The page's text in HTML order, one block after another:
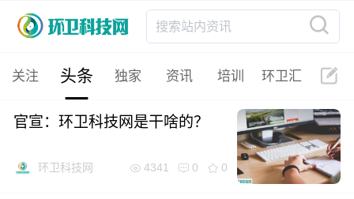
搜索站内资讯
关注 头条 独家 资讯 培训 环卫汇
官宣：环卫科技网是干啥的？
环卫科技网 4341 0 0